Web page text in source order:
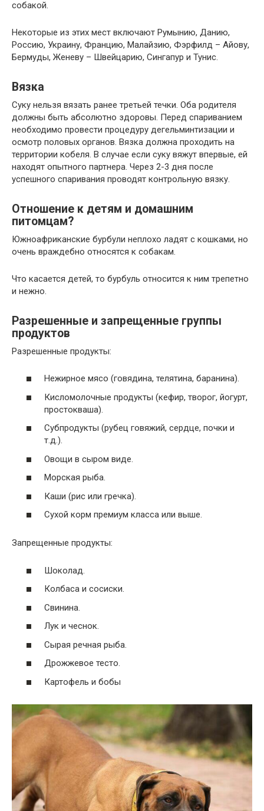
собакой.
Некоторые из этих мест включают Румынию, Данию,
Россию, Украину, Францию, Малайзию, Фэрфилд – Айову,
Бермуды, Женеву – Швейцарию, Сингапур и Тунис.
Вязка
Суку нельзя вязать ранее третьей течки. Оба родителя
должны быть абсолютно здоровы. Перед спариванием
необходимо провести процедуру дегельминтизации и
осмотр половых органов. Вязка должна проходить на
территории кобеля. В случае если суку вяжут впервые, ей
находят опытного партнера. Через 2-3 дня после
успешного спаривания проводят контрольную вязку.
Отношение к детям и домашним
питомцам?
Южноафриканские бурбули неплохо ладят с кошками, но
очень враждебно относятся к собакам.
Что касается детей, то бурбуль относится к ним трепетно
и нежно.
Разрешенные и запрещенные группы
продуктов
Разрешенные продукты:
Нежирное мясо (говядина, телятина, баранина).
Кисломолочные продукты (кефир, творог, йогурт,
простокваша).
Субпродукты (рубец говяжий, сердце, почки и
т.д.).
Овощи в сыром виде.
Морская рыба.
Каши (рис или гречка).
Сухой корм премиум класса или выше.
Запрещенные продукты:
Шоколад.
Колбаса и сосиски.
Свинина.
Лук и чеснок.
Сырая речная рыба.
Дрожжевое тесто.
Картофель и бобы